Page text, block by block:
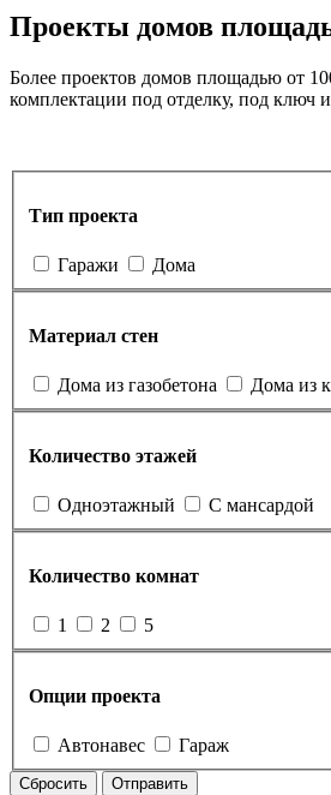
Проекты домов
Более проектов домов площадью от
комплектации под отделку, под ключ
Тип проекта
Гаражи Дома
Материал стен
Дома из газобетона Дома из
Количество этажей
Одноэтажный С мансардой
Количество комнат
1 2 5
Опции проекта
Автонавес Гараж
Сбросить Отправить